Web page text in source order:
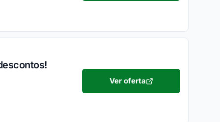
Ver oferta